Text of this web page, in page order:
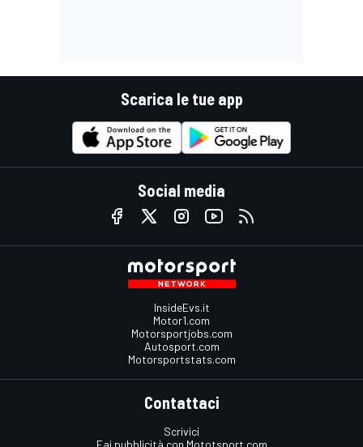
Scarica le tue app
Social media
InsideEvs.it
Motor1.com
Motorsportjobs.com
Autosport.com
Motorsportstats.com
Contattaci
Scrivici
Fai pubblicità con Mototsport.com